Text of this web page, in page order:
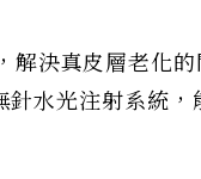
解決真皮層老化
水光注射系統，